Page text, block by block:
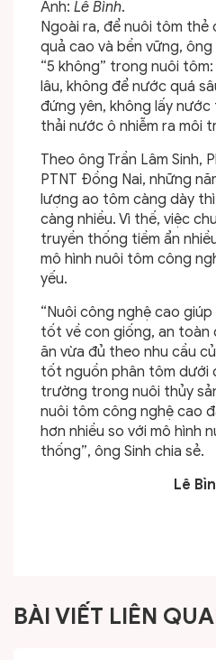
Ảnh: Lê Bình.
Ngoài ra, để nuôi tôm thẻ
quả cao và bền vững,
“5 không” trong nuôi
lâu, không để nước quá
đứng yên, không lấy
thải nước ô nhiễm ra môi
Theo ông Trần Lâm Sinh,
PTNT Đồng Nai, những
lượng ao tôm càng dày
càng nhiều. Vì thế, việc
truyền thống tiềm ẩn
mô hình nuôi tôm công
yếu.
“Nuôi công nghệ cao
tốt về con giống, an toàn
ăn vừa đủ theo nhu cầu
tốt nguồn phân tôm dưới
trường trong nuôi thủy
nuôi tôm công nghệ cao
hơn nhiều so với mô hình
thống”, ông Sinh chia sẻ.
Lê
BÀI VIẾT LIÊN